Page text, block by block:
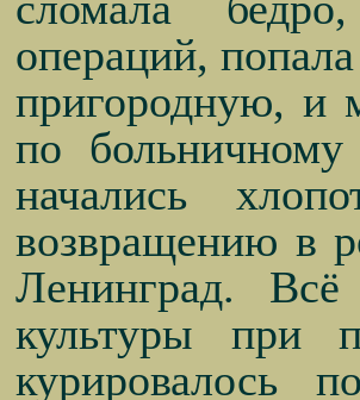
операций,
пригородную, и
по
начались
возвращению в
Ленинград.
культуры при
курировалось